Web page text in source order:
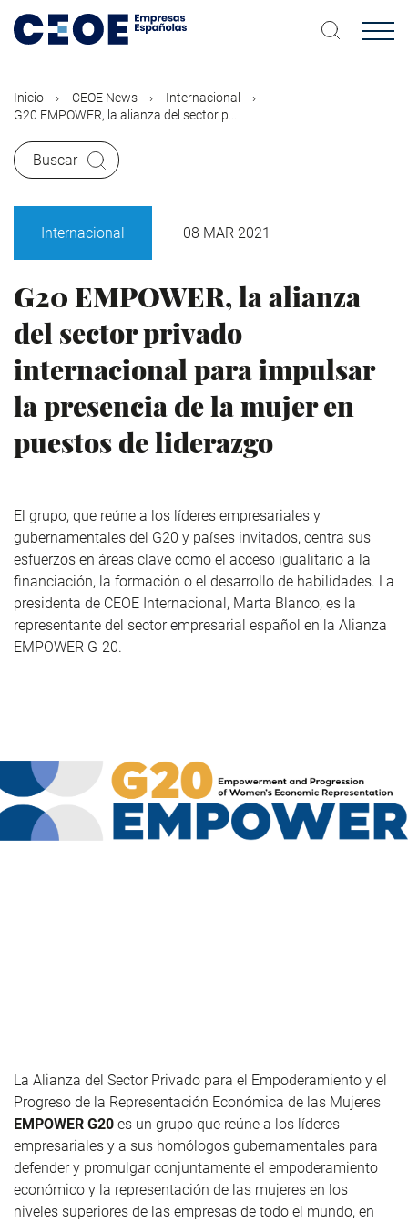
contenido
Inicio CEOE News
Internacional
G20 EMPOWER, la alianza del sector p...
Buscar
Internacional 08 MAR 2021
G20 EMPOWER, la alianza
del sector privado
internacional para impulsar
la presencia de la mujer en
puestos de liderazgo
El grupo, que reúne a los líderes empresariales y
gubernamentales del G20 y países invitados, centra sus
esfuerzos en áreas clave como el acceso igualitario a la
financiación, la formación o el desarrollo de habilidades. La
presidenta de CEOE Internacional, Marta Blanco, es la
representante del sector empresarial español en la Alianza
EMPOWER G-20.
La Alianza del Sector Privado para el Empoderamiento y el
Progreso de la Representación Económica de las Mujeres
EMPOWER G20 es un grupo que reúne a los líderes
empresariales y a sus homólogos gubernamentales para
defender y promulgar conjuntamente el empoderamiento
económico y la representación de las mujeres en los
niveles superiores de las empresas de todo el mundo, en